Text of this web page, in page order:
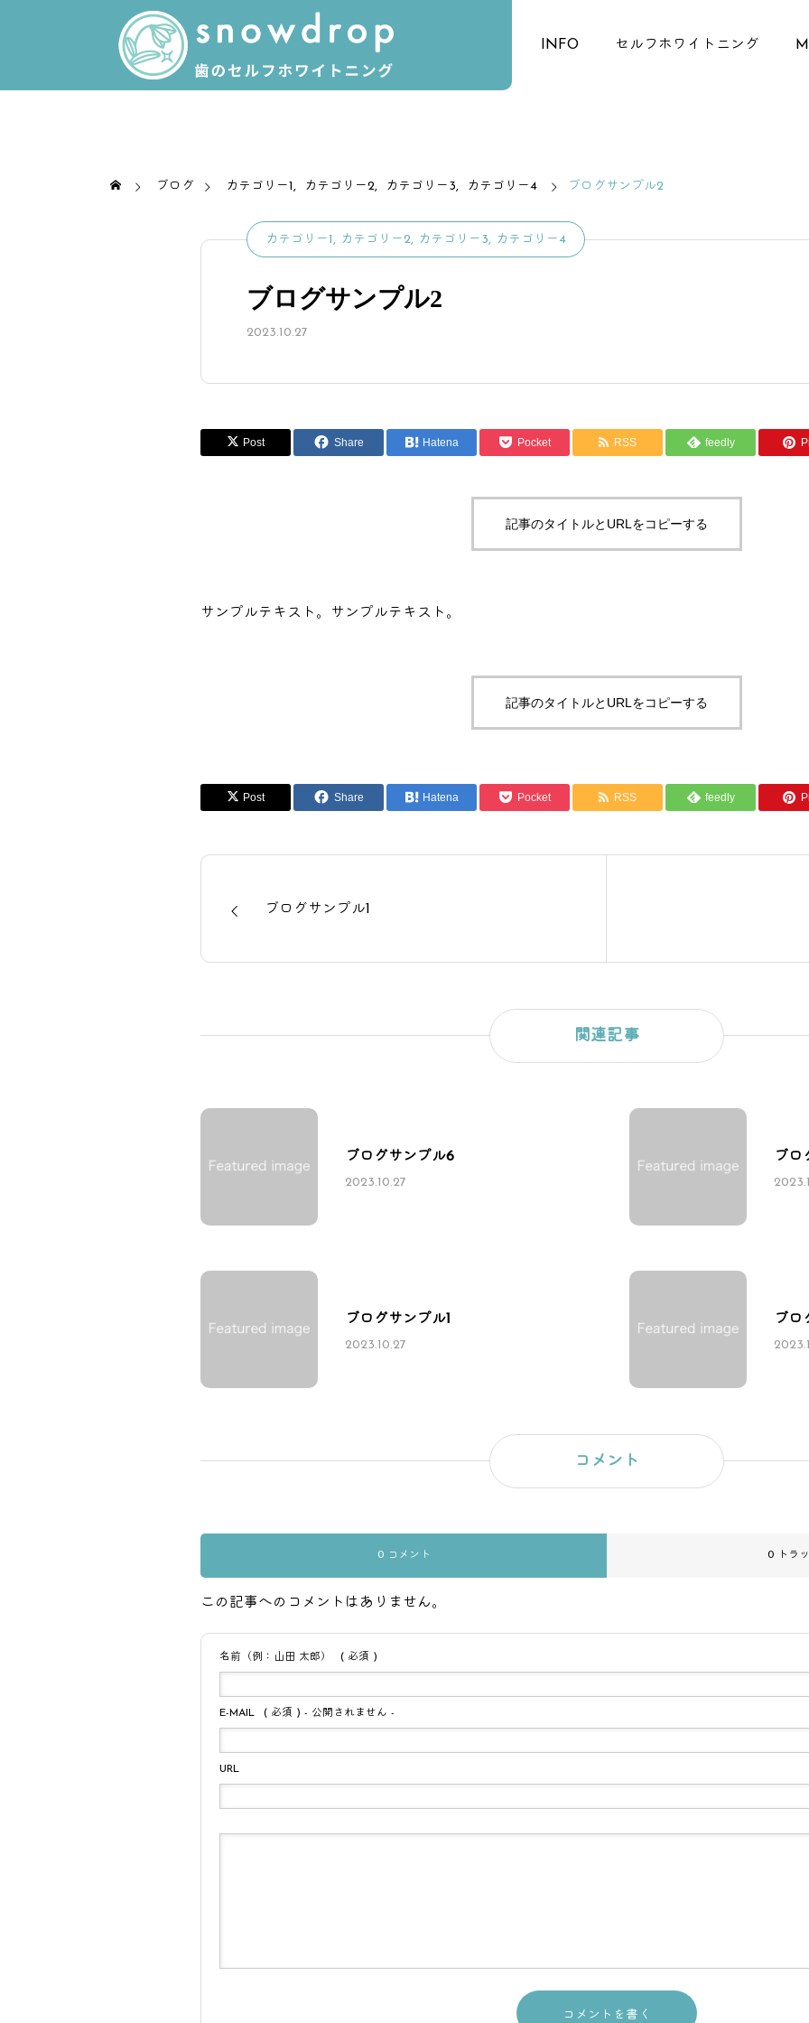
INFO セルフホワイトニング
ブログ カテゴリー1 カテゴリー2 カテゴリー3 カテゴリー4 ブログサンプル2
カテゴリー1 カテゴリー2 カテゴリー3 カテゴリー4
ブログサンプル2
2023.10.27
Post Share Hatena Pocket RSS feedly
記事のタイトルとURLをコピーする
サンプルテキスト。サンプルテキスト。
記事のタイトルとURLをコピーする
Post Share Hatena Pocket RSS feedly
ブログサンプル1
関連記事
ブログサンプル6
2023.10.27
ブロ
ブログサンプル1
2023.10.27
ブロ
コメント
0 コメント 0 トラ
この記事へのコメントはありません。
名前（例：山田 太郎） ( 必須 )
E-MAIL ( 必須 ) - 公開されません -
URL